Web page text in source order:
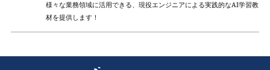
様々な業務領域に活用できる、現役エンジニアによる実践的なAI学習教
材を提供します！